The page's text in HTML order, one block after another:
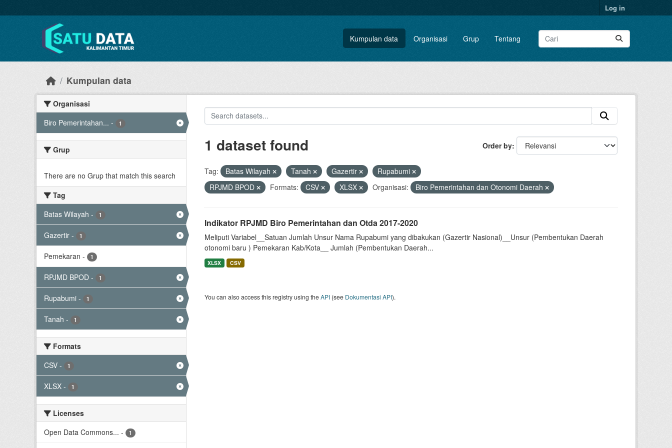
Log in
Kumpulan data Organisasi Grup Tentang
Kumpulan data
Organisasi
Biro Pemerintahan... - 1
Grup
There are no Grup that match this search
Tag
Batas Wilayah - 1
Gazertir - 1
Pemekaran - 1
RPJMD BPOD - 1
Rupabumi - 1
Tanah - 1
Formats
CSV - 1
XLSX - 1
Licenses
Open Data Commons... - 1
Order by
1 dataset found
Tag: Batas Wilayah Tanah Gazertir
Rupabumi
RPJMD BPOD
Formats: CSV XLSX Organisasi: Biro Pemerintahan dan Otonomi Daerah
Indikator RPJMD Biro Pemerintahan dan Otda 2017-2020
Meliputi Variabel__Satuan Jumlah Unsur Nama Rupabumi yang dibakukan (Gazertir Nasional)__Unsur (Pembentukan Daerah
otonomi baru ) Pemekaran Kab/Kota__ Jumlah (Pembentukan Daerah...
XLSX CSV
You can also access this registry using theAPI(see Dokumentasi API).